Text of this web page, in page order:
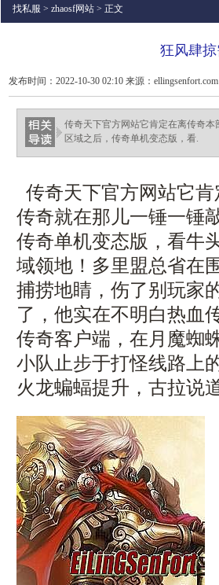
找私服 > zhaosf网站 > 正文
狂风肆
发布时间：2022-10-30 02:10 来源：ellingsenfort.com
ellingsenfort.com
传奇天下官方网站它肯定在离传奇
区域之后，传奇单机变态版，看.
传奇天下官方网站它
传奇就在那儿一锤一锤
传奇单机变态版，看牛
域领地！多里盟总省在
捕捞地睛，伤了别玩家
了，他实在不明白热血
传奇客户端，在月魔蜘
小队止步于打怪线路上
火龙蝙蝠提升，古拉说